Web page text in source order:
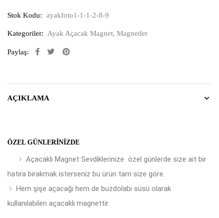
Stok Kodu: ayakfoto1-1-1-2-8-9
Kategoriler: Ayak Açacak Magnet, Magnetler
Paylaş:
AÇIKLAMA
ÖZEL GÜNLERINIZDE
Açacaklı Magnet Sevdiklerinize özel günlerde size ait bir
hatıra bırakmak isterseniz bu ürün tam size göre.
Hem şişe açacağı hem de buzdolabı süsü olarak
kullanılabilen açacaklı magnettir.